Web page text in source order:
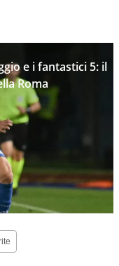
e i fantastici 5: il
Roma